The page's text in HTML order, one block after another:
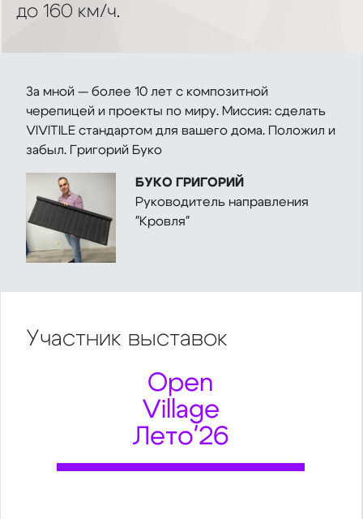
до 160 км/ч.
За мной — более 10 лет с композитной
черепицей и проекты по миру. Миссия: сделать
VIVITILE стандартом для вашего дома. Положил и
забыл. Григорий Буко
БУКО ГРИГОРИЙ
Руководитель направления
"Кровля"
Участник выставок
Open
Village
Лето'26